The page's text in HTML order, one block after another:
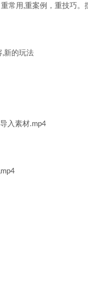
常用,重案例，重技巧
,新的玩法
入素材.mp4